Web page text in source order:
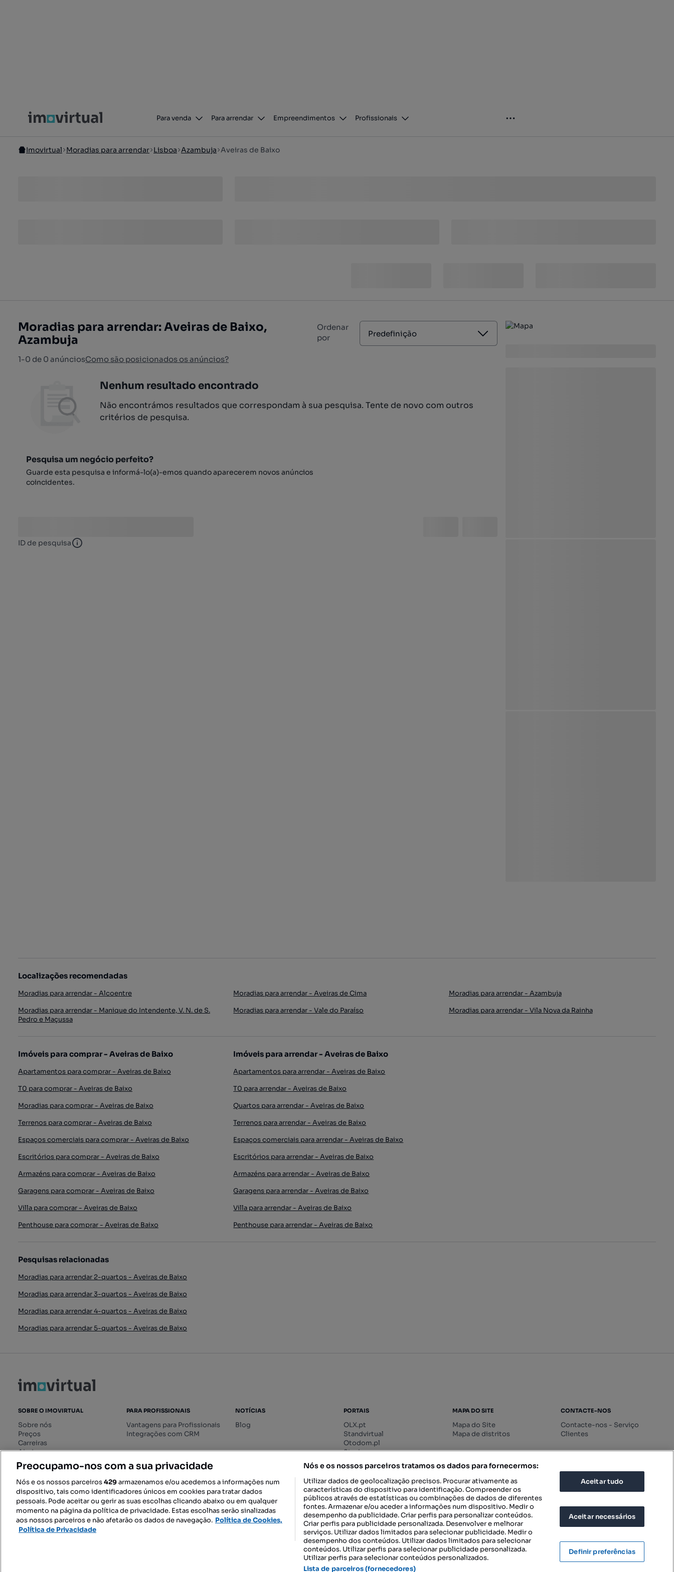
Para venda Para arrendar Empreendimentos Profissionais
Imovirtual Moradias para arrendar Lisboa Azambuja Aveiras de Baixo
Moradias para arrendar: Aveiras de Baixo,
Azambuja
1-0 de 0 anúnciosComo são posicionados os anúncios?
Ordenar
por
Predefinição
Nenhum resultado encontrado
Não encontrámos resultados que correspondam à sua pesquisa. Tente de novo com outros
critérios de pesquisa.
Pesquisa um negócio perfeito?
Guarde esta pesquisa e informá-lo(a)-emos quando aparecerem novos anúncios
coincidentes.
ID de pesquisa ID de pesquisa
Localizações recomendadas
Moradias para arrendar - Alcoentre Moradias para arrendar - Aveiras de Cima
Moradias para arrendar - Azambuja
Moradias para arrendar - Manique do Intendente, V. N. de S.
Pedro e Maçussa
Moradias para arrendar - Vale do Paraíso Moradias para arrendar - Vila Nova da Rainha
Imóveis para comprar - Aveiras de Baixo
Apartamentos para comprar - Aveiras de Baixo
T0 para comprar - Aveiras de Baixo
Moradias para comprar - Aveiras de Baixo
Terrenos para comprar - Aveiras de Baixo
Espaços comerciais para comprar - Aveiras de Baixo
Escritórios para comprar - Aveiras de Baixo
Armazéns para comprar - Aveiras de Baixo
Garagens para comprar - Aveiras de Baixo
Villa para comprar - Aveiras de Baixo
Penthouse para comprar - Aveiras de Baixo
Imóveis para arrendar - Aveiras de Baixo
Apartamentos para arrendar - Aveiras de Baixo
T0 para arrendar - Aveiras de Baixo
Quartos para arrendar - Aveiras de Baixo
Terrenos para arrendar - Aveiras de Baixo
Espaços comerciais para arrendar - Aveiras de Baixo
Escritórios para arrendar - Aveiras de Baixo
Armazéns para arrendar - Aveiras de Baixo
Garagens para arrendar - Aveiras de Baixo
Villa para arrendar - Aveiras de Baixo
Penthouse para arrendar - Aveiras de Baixo
Pesquisas relacionadas
Moradias para arrendar 2-quartos - Aveiras de Baixo
Moradias para arrendar 3-quartos - Aveiras de Baixo
Moradias para arrendar 4-quartos - Aveiras de Baixo
Moradias para arrendar 5-quartos - Aveiras de Baixo
SOBRE O IMOVIRTUAL
Sobre nós
Preços
Carreiras
Ajuda
Livro de Reclamações online
Regulamento dos Serviços
Digitais
PARA PROFISSIONAIS
Vantagens para Profissionais
Integrações com CRM
NOTÍCIAS
Blog
PORTAIS
OLX.pt
Standvirtual
Otodom.pl
Storia.ro
MAPA DO SITE
Mapa do Site
Mapa de distritos
CONTACTE-NOS
Contacte-nos - Serviço
Clientes
SIGA-NOS: DESCARREGAR NA:
TERMOS DE UTILIZAÇÃO POLÍTICA DE PRIVACIDADE CONFIGURAÇÕES DE PRIVACIDADE
Preocupamo-nos com a sua privacidade
Nós e os nossos parceiros429armazenamos e/ou acedemos a informações num
dispositivo, tais como identificadores únicos em cookies para tratar dados
pessoais. Pode aceitar ou gerir as suas escolhas clicando abaixo ou em qualquer
momento na página da política de privacidade. Estas escolhas serão sinalizadas
aos nossos parceiros e não afetarão os dados de navegação. Política de Cookies,
Política de Privacidade
Nós e os nossos parceiros tratamos os dados para fornecermos:
Utilizar dados de geolocalização precisos. Procurar ativamente as
características do dispositivo para identificação. Compreender os
públicos através de estatísticas ou combinações de dados de diferentes
fontes. Armazenar e/ou aceder a informações num dispositivo. Medir o
desempenho da publicidade. Criar perfis para personalizar conteúdos.
Criar perfis para publicidade personalizada. Desenvolver e melhorar
serviços. Utilizar dados limitados para selecionar publicidade. Medir o
desempenho dos conteúdos. Utilizar dados limitados para selecionar
conteúdos. Utilizar perfis para selecionar publicidade personalizada.
Utilizar perfis para selecionar conteúdos personalizados.
Lista de parceiros (fornecedores)
Aceitar tudo
Aceitar necessários
Definir preferências